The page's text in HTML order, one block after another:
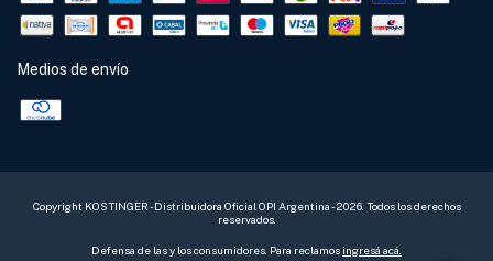
Medios de envío
Copyright KOSTINGER - Distribuidora Oficial OPI Argentina - 2026. Todos los derechos
reservados.
Defensa de las y los consumidores. Para reclamos ingresá acá.